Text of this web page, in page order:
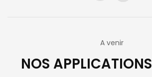
A venir
NOS APPLICATIONS